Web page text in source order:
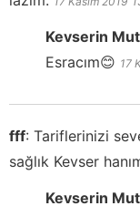
Kevserin
Esracım😊 17
fff: Tariflerinizi
sağlık Kevser
Kevserin